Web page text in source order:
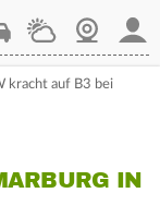
WetterWebcam
kracht auf B3 bei
IN